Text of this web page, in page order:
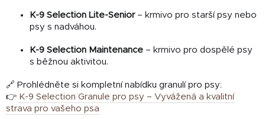
K-9 Selection Lite-Senior– krmivo pro starší psy nebo
psy s nadváhou.
K-9 Selection Maintenance – krmivo pro dospělé psy
s běžnou aktivitou.
🔗 Prohlédněte si kompletní nabídku granulí pro psy:
👉 K-9 Selection Granule pro psy – Vyvážená a kvalitní
strava pro vašeho psa